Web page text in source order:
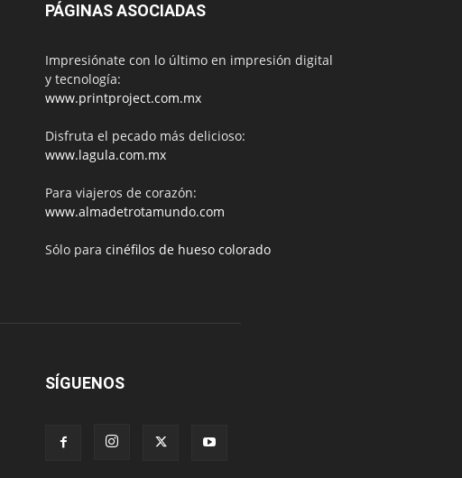
PÁGINAS ASOCIADAS
Impresiónate con lo último en impresión digital
y tecnología:
www.printproject.com.mx
Disfruta el pecado más delicioso:
www.lagula.com.mx
Para viajeros de corazón:
www.almadetrotamundo.com
Sólo para cinéfilos de hueso colorado
SÍGUENOS